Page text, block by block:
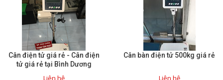
Cân điện tử giá rẻ - Cân điện
tử giá rẻ tại Bình Dương
Liên hệ
Cân bàn điện tử 500kg giá rẻ
Liên hệ